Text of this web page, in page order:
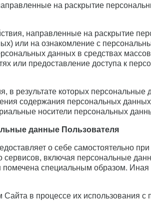
на раскрытие
направленные на раскрытие
или на ознакомление с
данных в средствах
или предоставление доступа к
в результате которых персональные
содержания персональных
носители персональных
данные Пользователя
о себе самостоятельно при
сервисов, включая персональные
специальным образом.
в процессе их использования